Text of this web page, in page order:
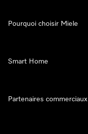
Pourquoi choisir Miele
Smart Home
Partenaires commerciaux